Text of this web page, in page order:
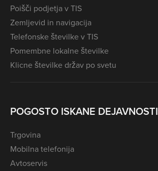
Poišči podjetja v TIS
Zemljevid in navigacija
Telefonske številke v TIS
Pomembne lokalne številke
Klicne številke držav po svetu
POGOSTO ISKANE DEJAVNOSTI
Trgovina
Mobilna telefonija
Avtoservis